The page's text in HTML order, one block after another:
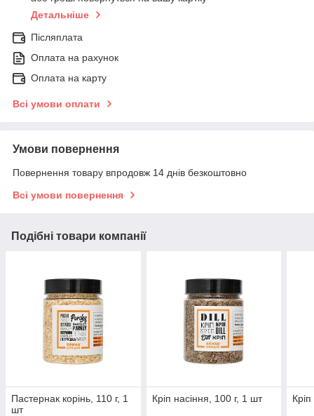
Детальніше
Післяплата
Оплата на рахунок
Оплата на карту
Всі умови оплати
Умови повернення
Повернення товару впродовж 14 днів безкоштовно
Всі умови повернення
Подібні товари компанії
Пастернак корінь, 110 г, 1
шт
Кріп насіння, 100 г, 1 шт